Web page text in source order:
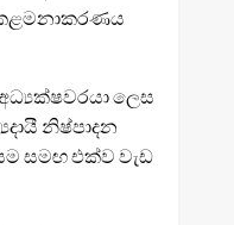
කළමනාකරණය
ලෙස
නිෂ්පාදන
සමඟ එක්ව වැඩ